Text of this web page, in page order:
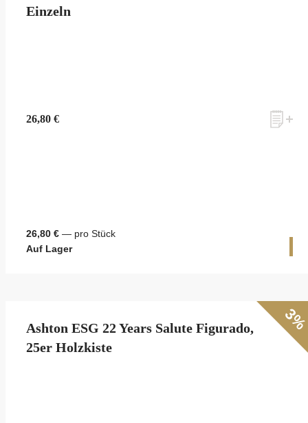
Einzeln
26,80 €
26,80 € — pro Stück
Auf Lager
Ashton ESG 22 Years Salute Figurado,
25er Holzkiste